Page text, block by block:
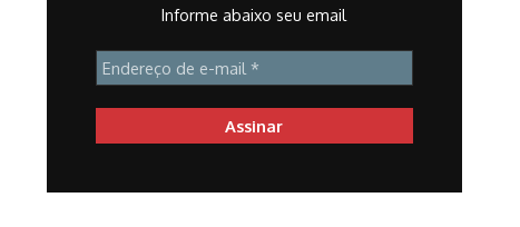
Informe abaixo seu email